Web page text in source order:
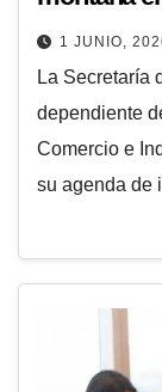
1 JUNIO,
La Secretaría
dependiente
Comercio e
su agenda de